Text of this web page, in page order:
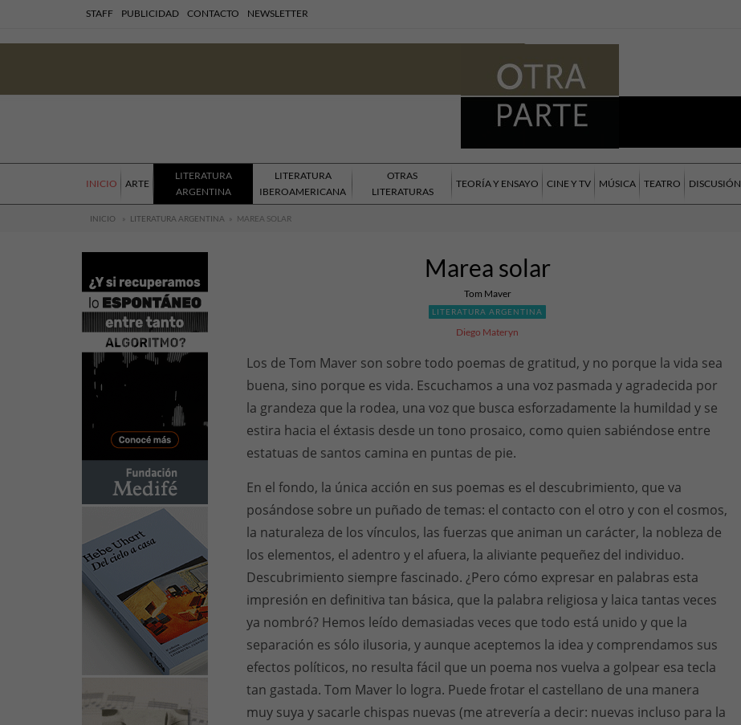
STAFF PUBLICIDAD CONTACTO NEWSLETTER
INICIO ARTE
LITERATURA
ARGENTINA
LITERATURA
IBEROAMERICANA
OTRAS
LITERATURAS
TEORÍA Y ENSAYO CINE Y TV MÚSICA TEATRO DISCUSIÓN
INICIO » LITERATURA ARGENTINA » MAREA SOLAR
Marea solar
Tom Maver
LITERATURA ARGENTINA
Diego Materyn
Los de Tom Maver son sobre todo poemas de gratitud, y no porque la vida sea
buena, sino porque es vida. Escuchamos a una voz pasmada y agradecida por
la grandeza que la rodea, una voz que busca esforzadamente la humildad y se
estira hacia el éxtasis desde un tono prosaico, como quien sabiéndose entre
estatuas de santos camina en puntas de pie.
En el fondo, la única acción en sus poemas es el descubrimiento, que va
posándose sobre un puñado de temas: el contacto con el otro y con el cosmos,
la naturaleza de los vínculos, las fuerzas que animan un carácter, la nobleza de
los elementos, el adentro y el afuera, la aliviante pequeñez del individuo.
Descubrimiento siempre fascinado. ¿Pero cómo expresar en palabras esta
impresión en definitiva tan básica, que la palabra religiosa y laica tantas veces
ya nombró? Hemos leído demasiadas veces que todo está unido y que la
separación es sólo ilusoria, y aunque aceptemos la idea y comprendamos sus
efectos políticos, no resulta fácil que un poema nos vuelva a golpear esa tecla
tan gastada. Tom Maver lo logra. Puede frotar el castellano de una manera
muy suya y sacarle chispas nuevas (me atrevería a decir: nuevas incluso para la